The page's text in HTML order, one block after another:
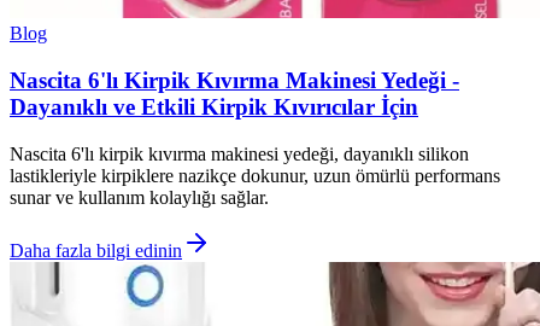
Blog
Nascita 6'lı Kirpik Kıvırma Makinesi Yedeği -
Dayanıklı ve Etkili Kirpik Kıvırıcılar İçin
Nascita 6'lı kirpik kıvırma makinesi yedeği, dayanıklı silikon
lastikleriyle kirpiklere nazikçe dokunur, uzun ömürlü performans
sunar ve kullanım kolaylığı sağlar.
Daha fazla bilgi edinin